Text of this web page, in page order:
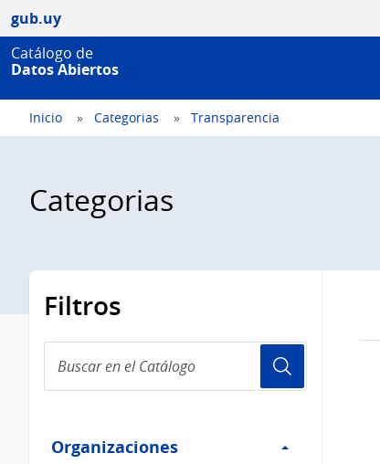
gub.uy
Catálogo de
Datos Abiertos
Inicio Categorias Transparencia
Categorias
Filtros
en
el
Organizaciones
Organizaciones